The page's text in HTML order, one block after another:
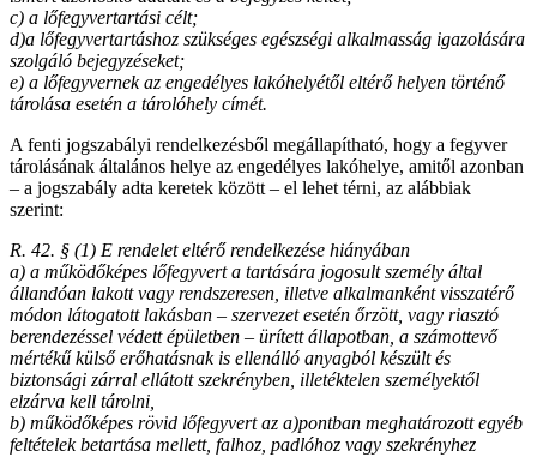
c) a lőfegyvertartási célt;
d)a lőfegyvertartáshoz szükséges egészségi alkalmasság igazolására
szolgáló bejegyzéseket;
e) a lőfegyvernek az engedélyes lakóhelyétől eltérő helyen történő
tárolása esetén a tárolóhely címét.
A fenti jogszabályi rendelkezésből megállapítható, hogy a fegyver
tárolásának általános helye az engedélyes lakóhelye, amitől azonban
– a jogszabály adta keretek között – el lehet térni, az alábbiak
szerint:
R. 42. § (1) E rendelet eltérő rendelkezése hiányában
a) a működőképes lőfegyvert a tartására jogosult személy által
állandóan lakott vagy rendszeresen, illetve alkalmanként visszatérő
módon látogatott lakásban – szervezet esetén őrzött, vagy riasztó
berendezéssel védett épületben – ürített állapotban, a számottevő
mértékű külső erőhatásnak is ellenálló anyagból készült és
biztonsági zárral ellátott szekrényben, illetéktelen személyektől
elzárva kell tárolni,
b) működőképes rövid lőfegyvert az a)pontban meghatározott egyéb
feltételek betartása mellett, falhoz, padlóhoz vagy szekrényhez